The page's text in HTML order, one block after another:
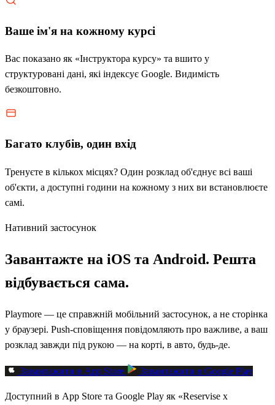
Ваше ім'я на кожному курсі
Вас показано як «Інструктора курсу» та вшито у
структуровані дані, які індексує Google. Видимість
безкоштовно.
Багато клубів, один вхід
Тренуєте в кількох місцях? Один розклад об'єднує всі ваші
об'єкти, а доступні години на кожному з них ви встановлюєте
самі.
Нативний застосунок
Завантажте на iOS та Android. Решта
відбувається сама.
Playmore — це справжній мобільний застосунок, а не сторінка
у браузері. Push-сповіщення повідомляють про важливе, а ваш
розклад завжди під рукою — на корті, в авто, будь-де.
Завантажити в App Store Завантажити в Google Play
Доступний в App Store та Google Play як «Reservise x